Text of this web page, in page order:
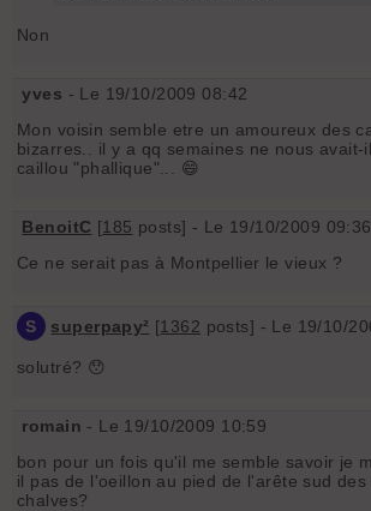
Non
yves - Le 19/10/2009 08:42
Mon voisin semble etre un amoureux des
bizarres.. il y a qq semaines ne nous avait-
caillou "phallique"... 😄
BenoitC [185 posts] - Le 19/10/2009 09:36
Ce ne serait pas à Montpellier le vieux ?
S superpapy² [1362 posts] - Le 19/10/
solutré? 😯
romain - Le 19/10/2009 10:59
bon pour un fois qu'il me semble savoir je
il pas de l'oeillon au pied de l'arête sud des
chalves?